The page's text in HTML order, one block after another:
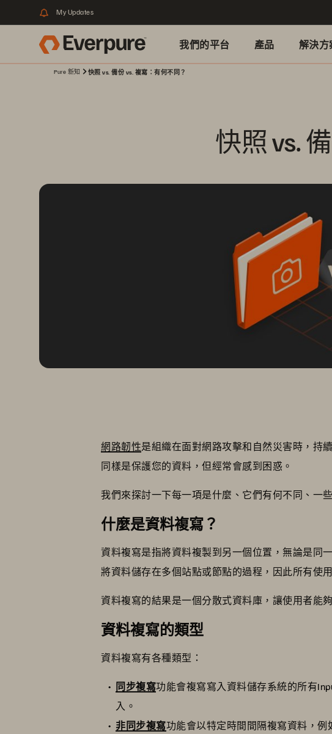
My Updates
我們的平台 產品 解決方
Pure 新知 快照 vs. 備份 vs. 複寫：有何不同？
快照 vs.
網路韌性是組織在面對網路攻擊和自然災害時，持
同樣是保護您的資料，但經常會感到困惑。
我們來探討一下每一項是什麼、它們有何不同、一
什麼是資料複寫？
資料複寫是指將資料複製到另一個位置，無論是同
將資料儲存在多個站點或節點的過程，因此所有使
資料複寫的結果是一個分散式資料庫，讓使用者能
資料複寫的類型
資料複寫有各種類型：
同步複寫功能會複寫寫入資料儲存系統的所有
入。
非同步複寫功能會以特定時間間隔複寫資料，